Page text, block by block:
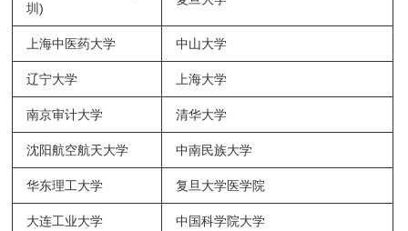
圳)
上海中医药大学 中山大学
辽宁大学 上海大学
南京审计大学 清华大学
沈阳航空航天大学 中南民族大学
华东理工大学 复旦大学医学院
大连工业大学 中国科学院大学